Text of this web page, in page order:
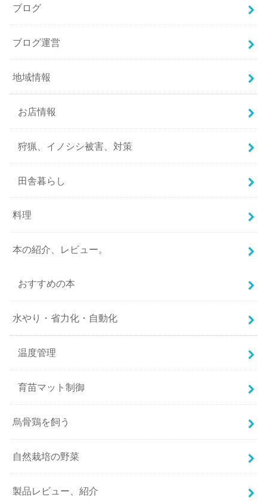
ブログ
ブログ運営
地域情報
お店情報
狩猟、イノシシ被害、対策
田舎暮らし
料理
本の紹介、レビュー。
おすすめの本
水やり・省力化・自動化
温度管理
育苗マット制御
烏骨鶏を飼う
自然栽培の野菜
製品レビュー、紹介